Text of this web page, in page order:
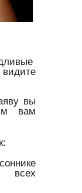
вы
вам
всех